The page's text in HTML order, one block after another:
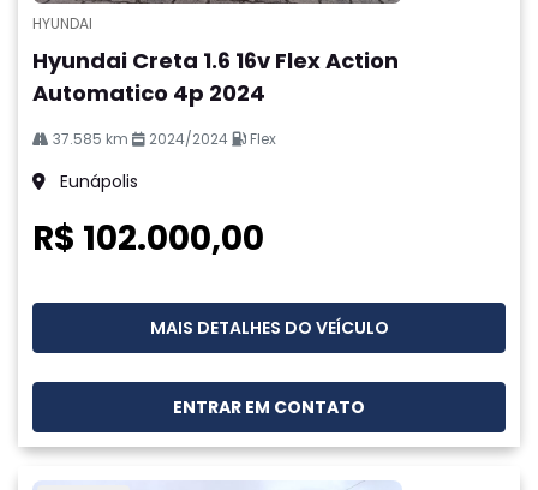
HYUNDAI
Hyundai Creta 1.6 16v Flex Action
Automatico 4p 2024
37.585 km 2024/2024 Flex
Eunápolis
R$ 102.000,00
MAIS DETALHES DO VEÍCULO
ENTRAR EM CONTATO